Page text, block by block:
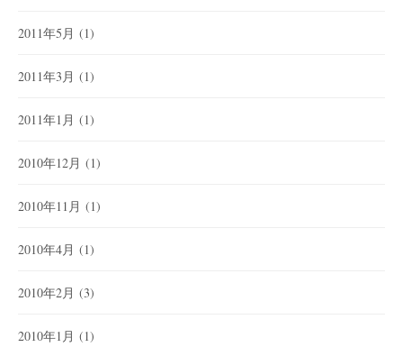
2011年5月 (1)
2011年3月 (1)
2011年1月 (1)
2010年12月 (1)
2010年11月 (1)
2010年4月 (1)
2010年2月 (3)
2010年1月 (1)